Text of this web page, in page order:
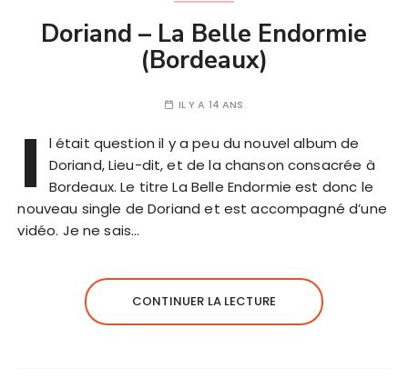
Doriand – La Belle Endormie
(Bordeaux)
IL Y A 14 ANS
I
l était question il y a peu du nouvel album de
Doriand, Lieu-dit, et de la chanson consacrée à
Bordeaux. Le titre La Belle Endormie est donc le
nouveau single de Doriand et est accompagné d’une
vidéo. Je ne sais…
CONTINUER LA LECTURE